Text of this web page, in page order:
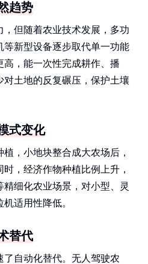
趋势
但随着农业技术发展，多功
新型设备逐步取代单一功能
，能一次性完成耕作、播
土地的反复碾压，保护土壤
式变化
，小地块整合成大农场后，
，经济作物种植比例上升，
细化农业场景，对小型、灵
适用性降低。
替代
自动化替代。无人驾驶农